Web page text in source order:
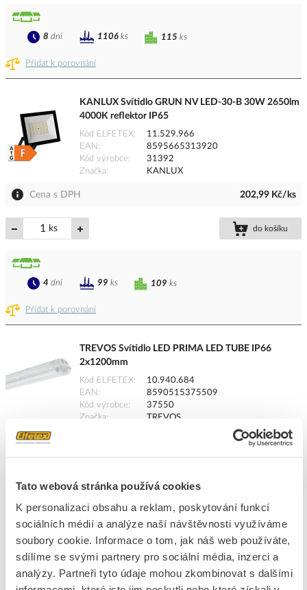
Tato webová stránka používá cookies
K personalizaci obsahu a reklam, poskytování funkcí
sociálních médií a analýze naší návštěvnosti využíváme
soubory cookie. Informace o tom, jak náš web používáte,
sdílíme se svými partnery pro sociální média, inzerci a
analýzy. Partneři tyto údaje mohou zkombinovat s dalšími
Přidat k porovnání
115 ks
8 dní 1106 ks
KANLUX Svítidlo GRUN NV LED-30-B 30W 2650lm
4000K reflektor IP65
Kód ELFETEX
11.529.966
EAN
8595665313920
Kód výrobce
31392
Značka
KANLUX
Cena s DPH 202,99 Kč/ks
ks do košíku
Přidat k porovnání
109 ks
4 dní 99 ks
TREVOS Svítidlo LED PRIMA LED TUBE IP66
2x1200mm
Kód ELFETEX
10.940.684
EAN
8590515375509
Kód výrobce
37550
Značka
TREVOS
Cena s DPH 647,96 Kč/ks
Přidat k porovnání
107 ks